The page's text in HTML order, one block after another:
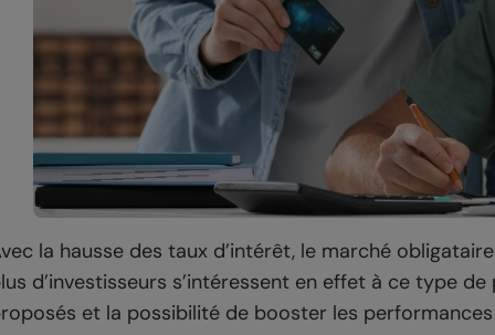
la hausse des taux d’intérêt, le marché
d’investisseurs s’intéressent en effet à ce type
et la possibilité de booster les